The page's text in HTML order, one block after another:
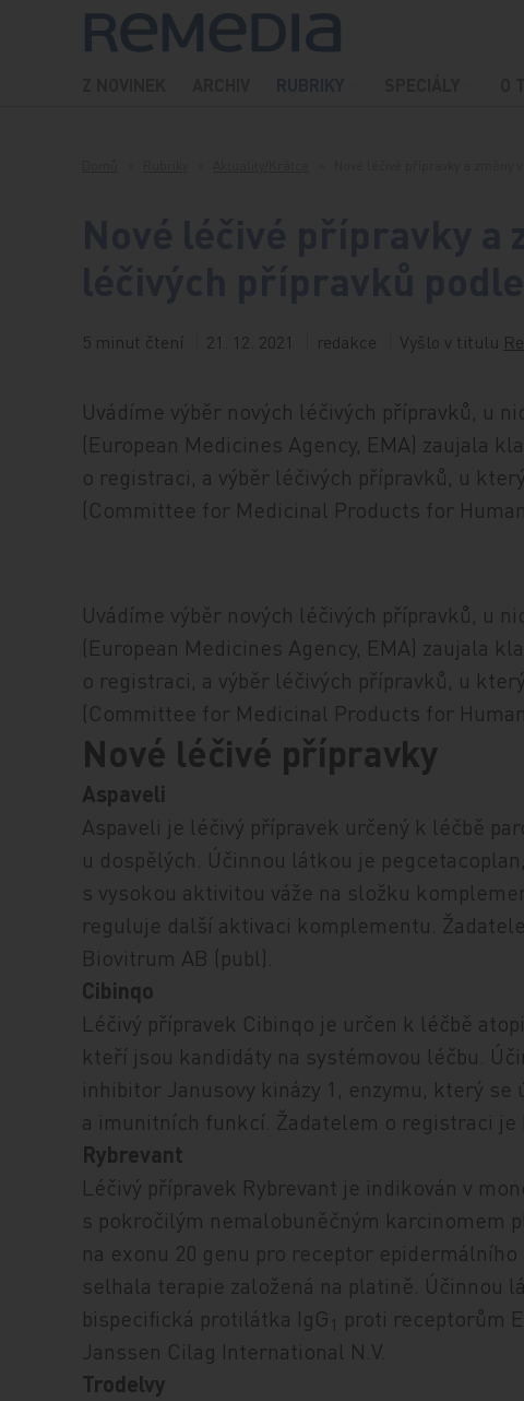
Přeskočit na obsah
5 minut čtení 21. 12. 2021 redakce Vyšlo v titulu
Uvádíme výběr nových léčivých přípravků, u
(European Medicines Agency, EMA) zaujala
o registraci, a výběr léčivých přípravků, u
(Committee for Medicinal Products for
Uvádíme výběr nových léčivých přípravků, u
(European Medicines Agency, EMA) zaujala
o registraci, a výběr léčivých přípravků, u
(Committee for Medicinal Products for
Nové léčivé přípravky
Aspaveli
Aspaveli je léčivý přípravek určený k léčbě
u dospělých. Účinnou látkou je
s vysokou aktivitou váže na složku
reguluje další aktivaci komplementu.
Biovitrum AB (publ).
Cibinqo
Léčivý přípravek Cibinqo je určen k léčbě
kteří jsou kandidáty na systémovou léčbu.
inhibitor Janusovy kinázy 1, enzymu, který
a imunitních funkcí. Žadatelem o registraci je
Rybrevant
Léčivý přípravek Rybrevant je indikován v
s pokročilým nemalobuněčným karcinomem
na exonu 20 genu pro receptor
selhala terapie založená na platině. Účinnou
bispecifická protilátka IgG 1 proti receptorům
Janssen Cilag International N.V.
Trodelvy